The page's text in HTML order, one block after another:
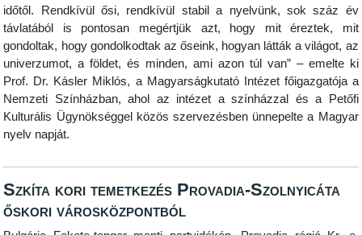
időtől. Rendkívül ősi, rendkívül stabil a nyelvünk, sok száz év
távlatából is pontosan megértjük azt, hogy mit éreztek, mit
gondoltak, hogy gondolkodtak az őseink, hogyan látták a világot, az
univerzumot, a földet, és minden, ami azon túl van” – emelte ki
Prof. Dr. Kásler Miklós, a Magyarságkutató Intézet főigazgatója a
Nemzeti Színházban, ahol az intézet a színházzal és a Petőfi
Kulturális Ügynökséggel közös szervezésben ünnepelte a Magyar
nyelv napját.
Szkíta kori temetkezés Provadia-Szolnyicáta
őskori városközpontból